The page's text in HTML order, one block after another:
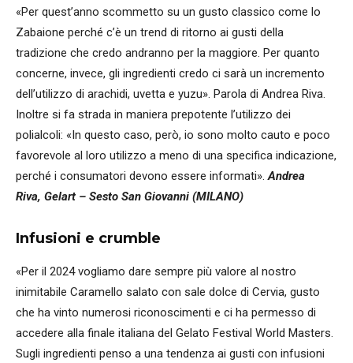
«Per quest’anno scommetto su un gusto classico come lo
Zabaione perché c’è un trend di ritorno ai gusti della
tradizione che credo andranno per la maggiore. Per quanto
concerne, invece, gli ingredienti credo ci sarà un incremento
dell’utilizzo di arachidi, uvetta e yuzu». Parola di Andrea Riva.
Inoltre si fa strada in maniera prepotente l’utilizzo dei
polialcoli: «In questo caso, però, io sono molto cauto e poco
favorevole al loro utilizzo a meno di una specifica indicazione,
perché i consumatori devono essere informati».Andrea
Riva, Gelart – Sesto San Giovanni (MILANO)
Infusioni e crumble
«Per il 2024 vogliamo dare sempre più valore al nostro
inimitabile Caramello salato con sale dolce di Cervia, gusto
che ha vinto numerosi riconoscimenti e ci ha permesso di
accedere alla finale italiana del Gelato Festival World Masters.
Sugli ingredienti penso a una tendenza ai gusti con infusioni